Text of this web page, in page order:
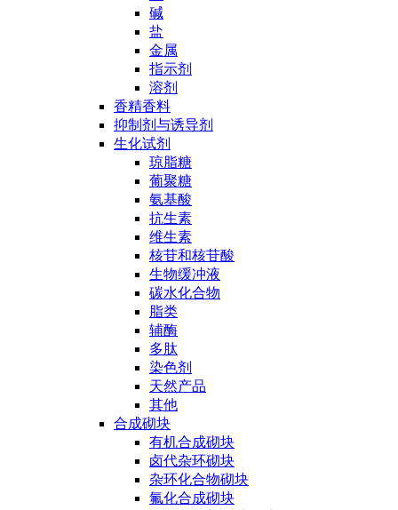
碱
盐
金属
指示剂
溶剂
香精香料
抑制剂与诱导剂
生化试剂
琼脂糖
葡聚糖
氨基酸
抗生素
维生素
核苷和核苷酸
生物缓冲液
碳水化合物
脂类
辅酶
多肽
染色剂
天然产品
其他
合成砌块
有机合成砌块
卤代杂环砌块
杂环化合物砌块
氟化合成砌块